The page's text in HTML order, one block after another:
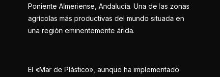
Poniente Almeriense, Andalucía. Una de las zonas
agrícolas más productivas del mundo situada en
una región eminentemente árida.
El «Mar de Plástico», aunque ha implementado